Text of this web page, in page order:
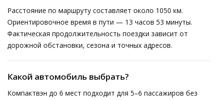
Расстояние по маршруту составляет около 1050 км.
Ориентировочное время в пути — 13 часов 53 минуты.
Фактическая продолжительность поездки зависит от
дорожной обстановки, сезона и точных адресов.
Какой автомобиль выбрать?
Компактвэн до 6 мест подходит для 5–6 пассажиров без